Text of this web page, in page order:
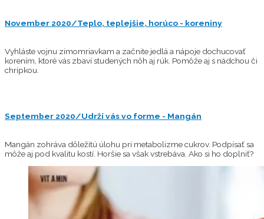
November 2020/Teplo, teplejšie, horúco - koreniny
Vyhláste vojnu zimomriavkam a začnite jedlá a nápoje dochucovať
korením, ktoré vás zbaví studených nôh aj rúk. Pomôže aj s nádchou či
chrípkou.
September 2020/Udrží vás vo forme - Mangán
Mangán zohráva dôležitú úlohu pri metabolizme cukrov. Podpísať sa
môže aj pod kvalitu kostí. Horšie sa však vstrebáva. Ako si ho doplniť?